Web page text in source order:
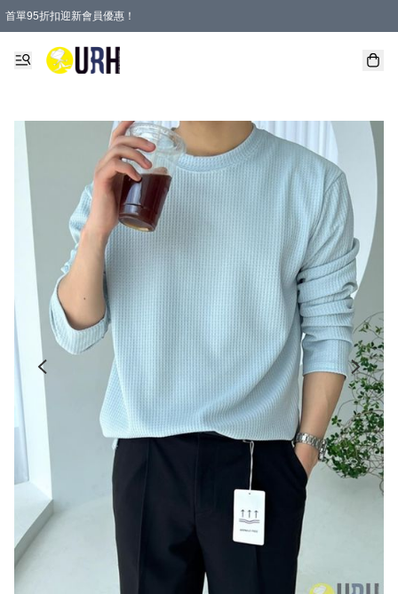
首單95折扣迎新會員優惠！
特選會員可享全單低至 95 折優惠！
單一訂單滿HKD600(澳門HKD800)包郵寄順豐送到家。